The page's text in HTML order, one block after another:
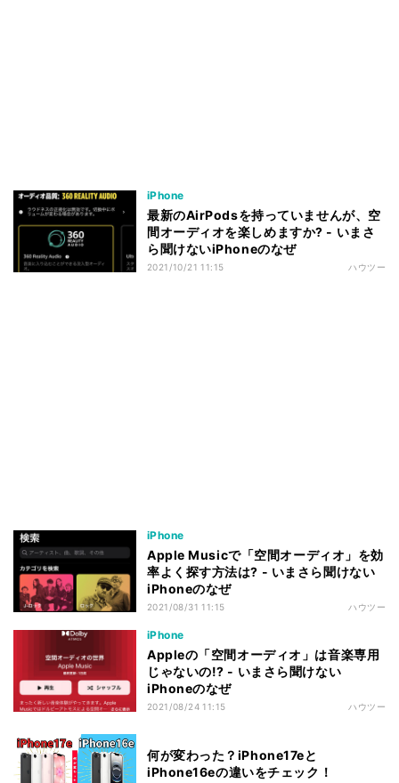
iPhone
最新のAirPodsを持っていませんが、空
間オーディオを楽しめますか? - いまさ
ら聞けないiPhoneのなぜ
2021/10/21 11:15 ハウツー
iPhone
Apple Musicで「空間オーディオ」を効
率よく探す方法は? - いまさら聞けない
iPhoneのなぜ
2021/08/31 11:15 ハウツー
iPhone
Appleの「空間オーディオ」は音楽専用
じゃないの!? - いまさら聞けない
iPhoneのなぜ
2021/08/24 11:15 ハウツー
何が変わった？iPhone17eと
iPhone16eの違いをチェック！